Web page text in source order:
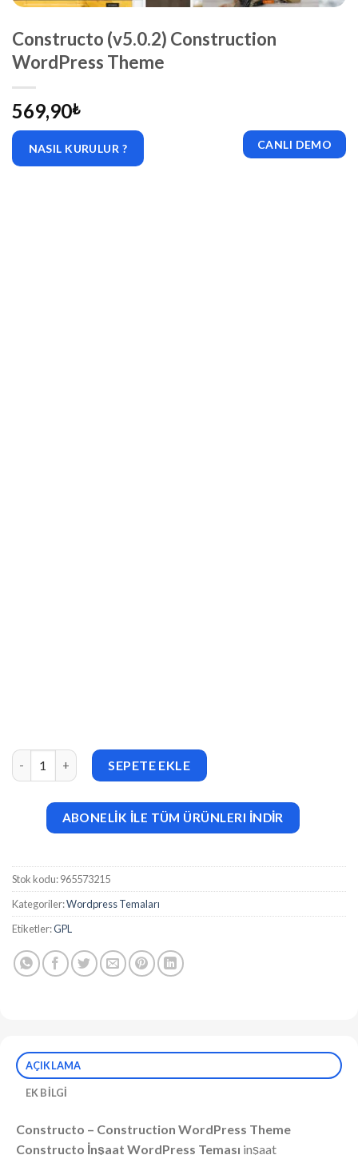
Constructo (v5.0.2) Construction
WordPress Theme
569,90₺
NASIL KURULUR ? CANLI DEMO
Constructo (v5.0.2) Construction WordPress Theme adet
SEPETE EKLE
ABONELİK İLE TÜM ÜRÜNLERI İNDİR
Stok kodu:965573215
Kategoriler:Wordpress Temaları
Etiketler:GPL
AÇIKLAMA
EK BILGI
Constructo – Construction WordPress Theme
Constructo İnşaat WordPress Teması inşaat